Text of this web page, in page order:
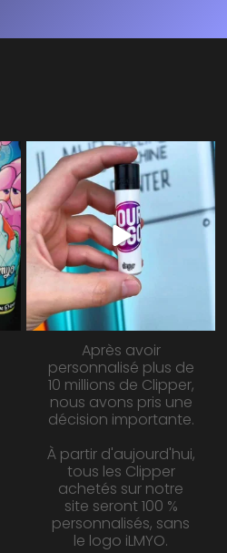
Après avoir
personnalisé plus de
10 millions de Clipper,
nous avons pris une
décision importante.
À partir d'aujourd'hui,
tous les Clipper
achetés sur notre
site seront 100 %
personnalisés, sans
le logo iLMYO.